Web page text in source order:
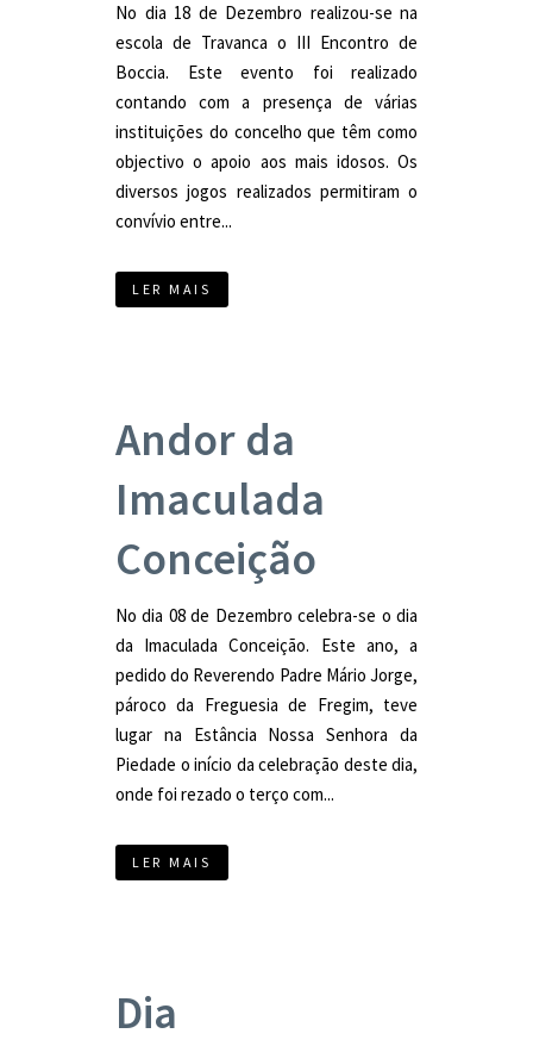
No dia 18 de Dezembro realizou-se na
escola de Travanca o III Encontro de
Boccia. Este evento foi realizado
contando com a presença de várias
instituições do concelho que têm como
objectivo o apoio aos mais idosos. Os
diversos jogos realizados permitiram o
convívio entre...
LER MAIS
Andor da
Imaculada
Conceição
No dia 08 de Dezembro celebra-se o dia
da Imaculada Conceição. Este ano, a
pedido do Reverendo Padre Mário Jorge,
pároco da Freguesia de Fregim, teve
lugar na Estância Nossa Senhora da
Piedade o início da celebração deste dia,
onde foi rezado o terço com...
LER MAIS
Dia